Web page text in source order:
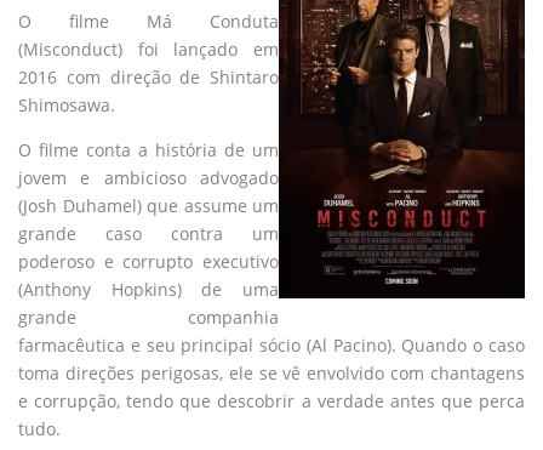
O filme Má Conduta
(Misconduct) foi lançado em
2016 com direção de Shintaro
Shimosawa.
O filme conta a história de um
jovem e ambicioso advogado
(Josh Duhamel) que assume um
grande caso contra um
poderoso e corrupto executivo
(Anthony Hopkins) de uma
grande companhia
farmacêutica e seu principal sócio (Al Pacino). Quando o caso
toma direções perigosas, ele se vê envolvido com chantagens
e corrupção, tendo que descobrir a verdade antes que perca
tudo.